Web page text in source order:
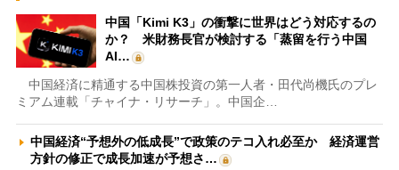
中国「Kimi K3」の衝撃に世界はどう対応するの
か？ 米財務長官が検討する「蒸留を行う中国
AI…
中国経済に精通する中国株投資の第一人者・田代尚機氏のプレ
ミアム連載「チャイナ・リサーチ」。中国企…
中国経済“予想外の低成長”で政策のテコ入れ必至か 経済運営
方針の修正で成長加速が予想さ…